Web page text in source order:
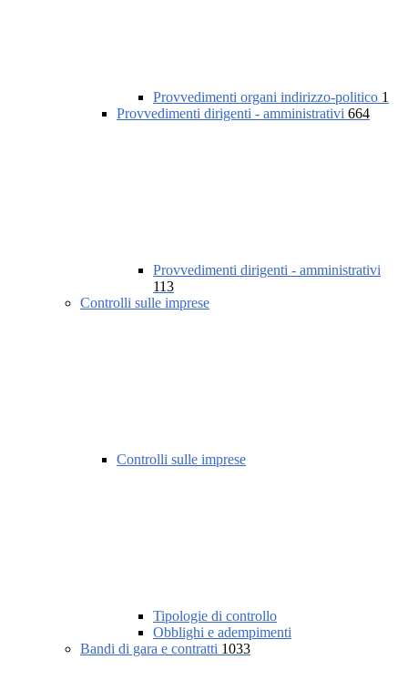
Provvedimenti organi indirizzo-politico 1
Provvedimenti dirigenti - amministrativi 664
Provvedimenti dirigenti - amministrativi
113
Controlli sulle imprese
Controlli sulle imprese
Tipologie di controllo
Obblighi e adempimenti
Bandi di gara e contratti 1033